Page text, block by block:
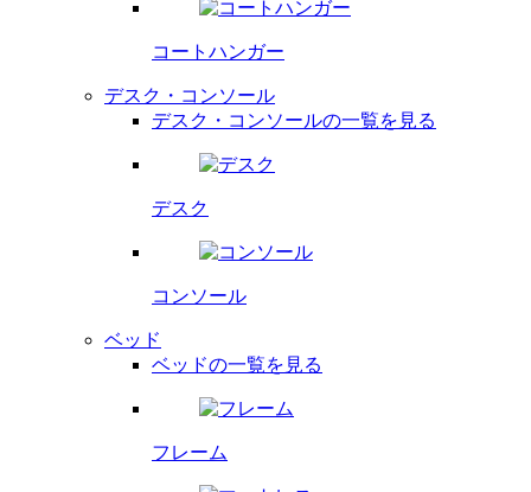
コートハンガー
デスク・コンソール
デスク・コンソールの一覧を見る
デスク
コンソール
ベッド
ベッドの一覧を見る
フレーム